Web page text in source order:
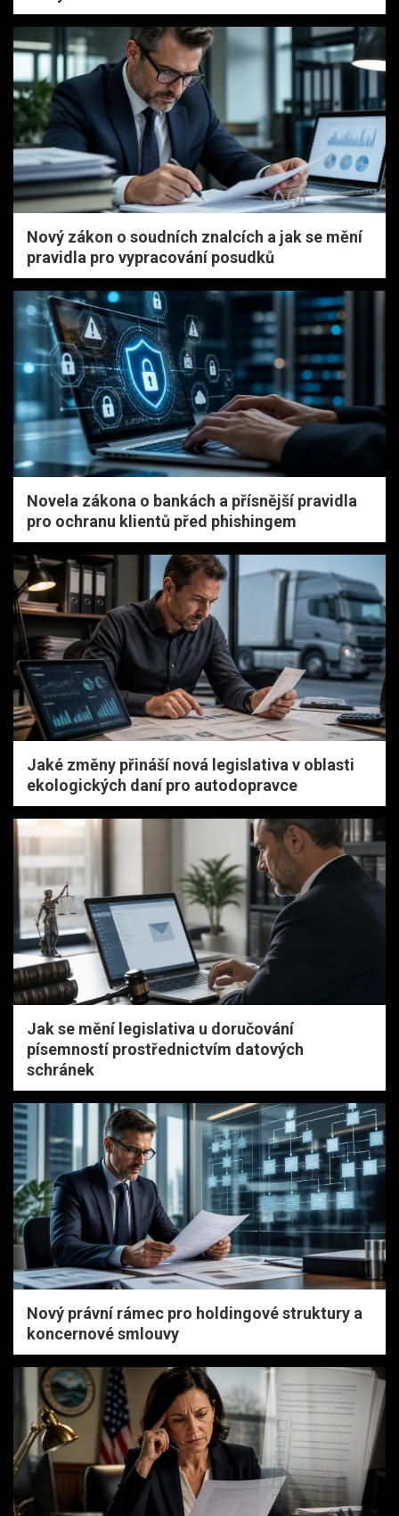
Nový zákon o soudních znalcích a jak se mění
pravidla pro vypracování posudků
Novela zákona o bankách a přísnější pravidla
pro ochranu klientů před phishingem
Jaké změny přináší nová legislativa v oblasti
ekologických daní pro autodopravce
Jak se mění legislativa u doručování
písemností prostřednictvím datových
schránek
Nový právní rámec pro holdingové struktury a
koncernové smlouvy